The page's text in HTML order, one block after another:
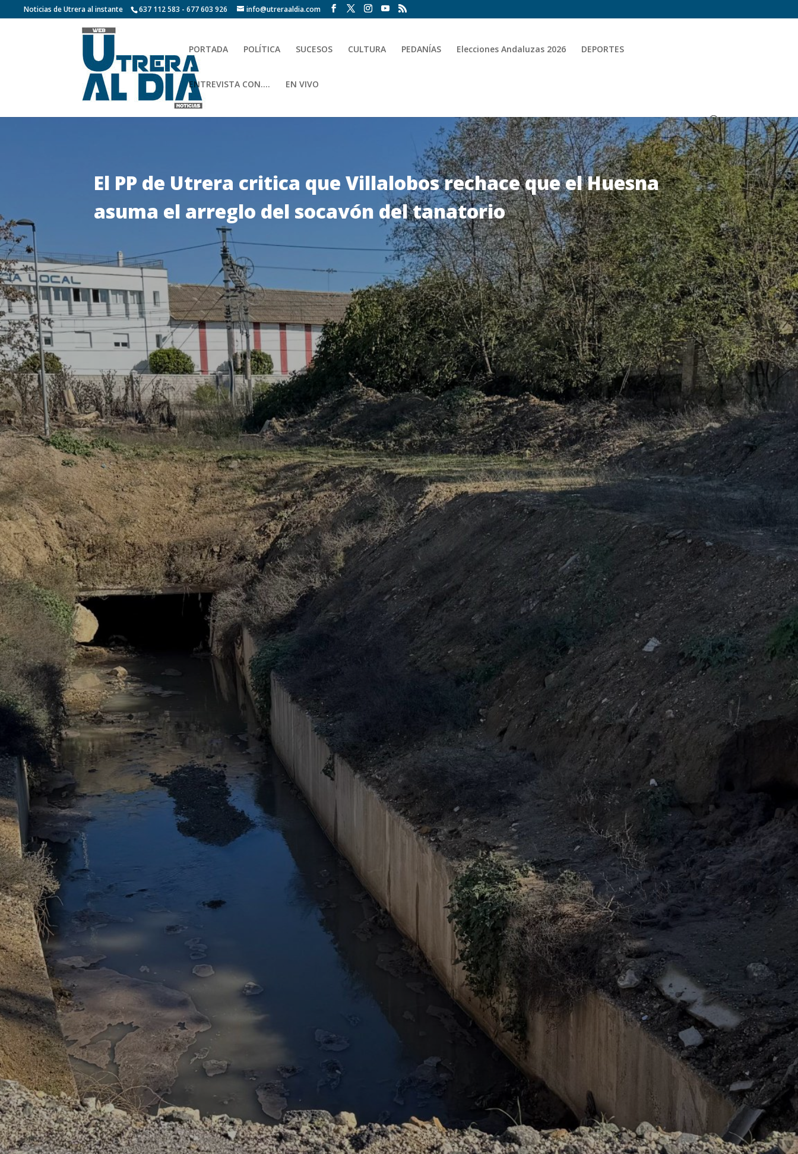
Noticias de Utrera al instante 637 112 583 - 677 603 926 info@utreraaldia.com
PORTADA POLÍTICA SUCESOS CULTURA PEDANÍAS Elecciones Andaluzas 2026 DEPORTES
ENTREVISTA CON…. EN VIVO
El PP de Utrera critica que Villalobos rechace que el Huesna
asuma el arreglo del socavón del tanatorio